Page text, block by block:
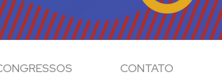
CONTATO